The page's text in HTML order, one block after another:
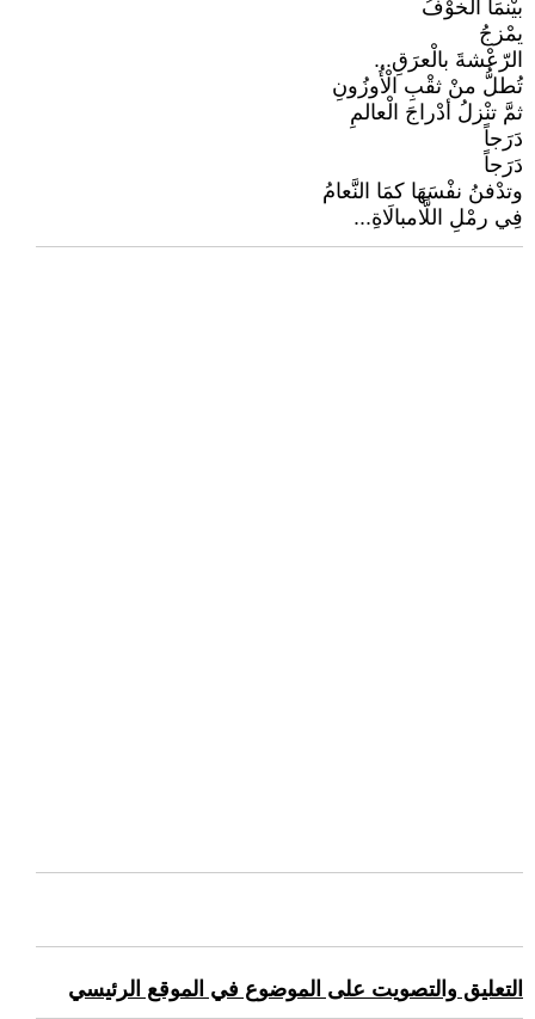
بيْنمَا الْخوْفُ
يمْزجُ
الرّعْشةَ بالْعرَقِ...
تُطلُّ منْ ثقْبِ الْأُوزُونِ
ثمَّ تنْزلُ أدْراجَ الْعالمِ
دَرَجاً
دَرَجاً
وتدْفنُ نفْسَهَا كمَا النَّعامُ
فِي رمْلِ اللَّامبالَاةِ...
التعليق والتصويت على الموضوع في الموقع الرئيسي